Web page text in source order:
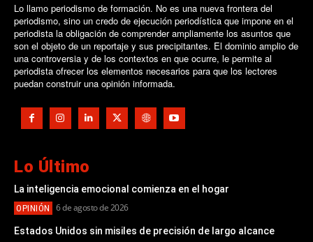
Lo llamo periodismo de formación. No es una nueva frontera del
periodismo, sino un credo de ejecución periodística que impone en el
periodista la obligación de comprender ampliamente los asuntos que
son el objeto de un reportaje y sus precipitantes. El dominio amplio de
una controversia y de los contextos en que ocurre, le permite al
periodista ofrecer los elementos necesarios para que los lectores
puedan construir una opinión informada.
Lo Último
La inteligencia emocional comienza en el hogar
OPINIÓN 6 de agosto de 2026
Estados Unidos sin misiles de precisión de largo alcance